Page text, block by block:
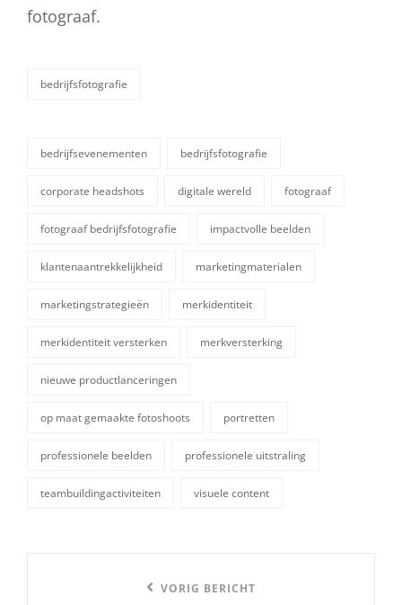
fotograaf.
categorieën
bedrijfsfotografie
bedrijfsevenementen bedrijfsfotografie
corporate headshots digitale wereld fotograaf
fotograaf bedrijfsfotografie impactvolle beelden
klantenaantrekkelijkheid marketingmaterialen
marketingstrategieën merkidentiteit
merkidentiteit versterken merkversterking
nieuwe productlanceringen
op maat gemaakte fotoshoots portretten
professionele beelden professionele uitstraling
teambuildingactiviteiten visuele content
VORIG BERICHT